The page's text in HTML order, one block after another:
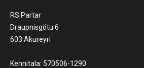
RS Partar
Draupnisgötu 6
603 Akureyri
Kennitala: 570506-1290